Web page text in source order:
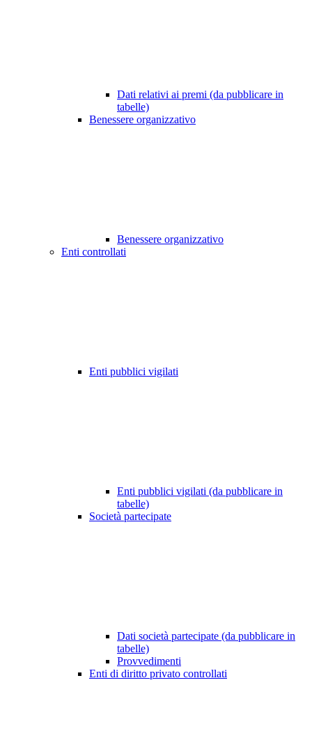
Dati relativi ai premi (da pubblicare in
tabelle)
Benessere organizzativo
Benessere organizzativo
Enti controllati
Enti pubblici vigilati
Enti pubblici vigilati (da pubblicare in
tabelle)
Società partecipate
Dati società partecipate (da pubblicare in
tabelle)
Provvedimenti
Enti di diritto privato controllati